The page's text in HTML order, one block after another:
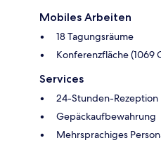
Mobiles Arbeiten
18 Tagungsräume
Konferenzfläche (1069
Services
24-Stunden-Rezeption
Gepäckaufbewahrung
Mehrsprachiges